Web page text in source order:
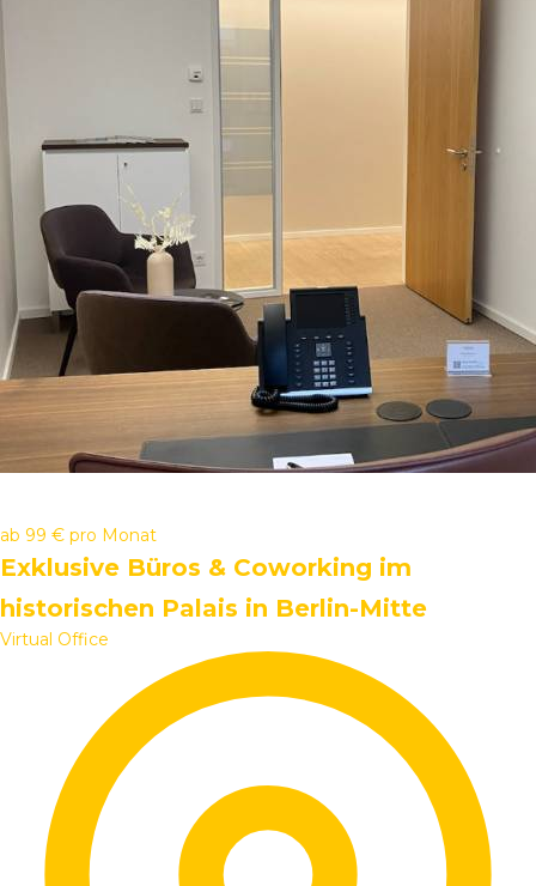
ab 99 € pro Monat
Exklusive Büros & Coworking im
historischen Palais in Berlin-Mitte
Virtual Office